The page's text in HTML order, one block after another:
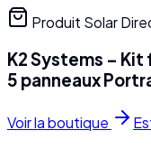
Produit Solar
K2 Systems –
5 panneaux
Voir la boutique